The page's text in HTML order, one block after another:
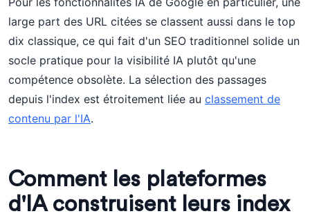
large part des URL citées se classent aussi dans le top
dix classique, ce qui fait d'un SEO traditionnel solide un
socle pratique pour la visibilité IA plutôt qu'une
compétence obsolète. La sélection des passages
depuis l'index est étroitement liée au classement de
contenu par l'IA.
Comment les plateformes
d'IA construisent leurs index